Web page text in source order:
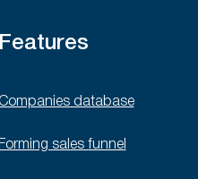
Features
Companies database
Forming sales funnel